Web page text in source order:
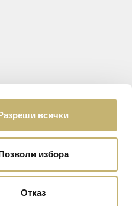
всички
избора
Отказ